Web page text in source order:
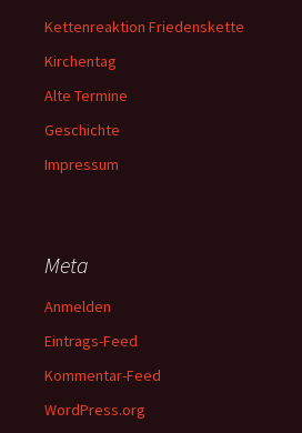
Kettenreaktion Friedenskette
Kirchentag
Alte Termine
Geschichte
Impressum
Meta
Anmelden
Eintrags-Feed
Kommentar-Feed
WordPress.org